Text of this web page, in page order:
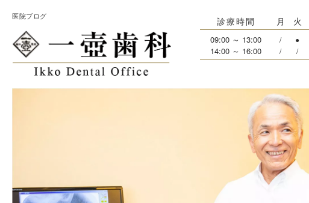
医院ブログ 診療時間 月 火
09:00 ～ 13:00 / ●
14:00 ～ 16:00 / /